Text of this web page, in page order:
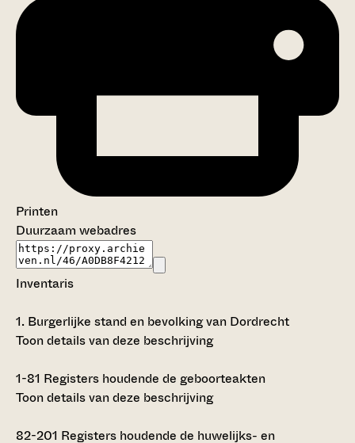
Printen
Duurzaam webadres
Inventaris
1. Burgerlijke stand en bevolking van Dordrecht
Toon details van deze beschrijving
1-81 Registers houdende de geboorteakten
Toon details van deze beschrijving
82-201 Registers houdende de huwelijks- en